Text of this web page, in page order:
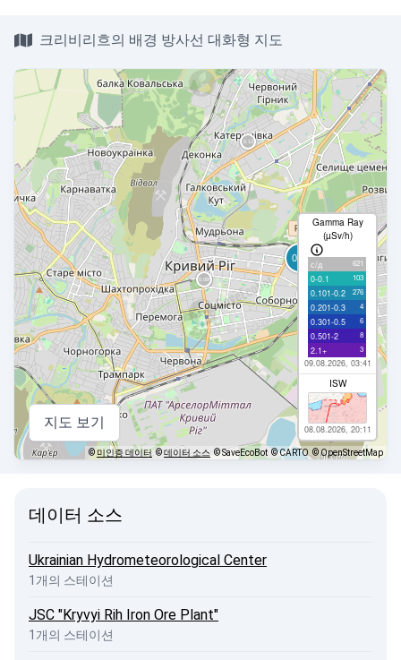
크리비리흐의 배경 방사선 대화형 지도
Gamma Ray
(µSv/h)
с/д 621
0-0.1 103
0.101-0.2 276
0.201-0.3 4
0.301-0.5 6
0.501-2 8
2.1+ 3
09.08.2026, 03:41
ISW
08.08.2026, 20:11
지도 보기
© 미인증 데이터 ©데이터 소스 © SaveEcoBot © CARTO © OpenStreetMap
데이터 소스
Ukrainian Hydrometeorological Center
1개의 스테이션
JSC "Kryvyi Rih Iron Ore Plant"
1개의 스테이션